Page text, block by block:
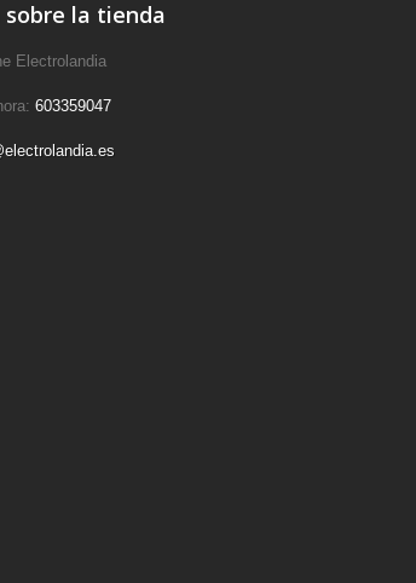
la tienda
Electrolandia
603359047